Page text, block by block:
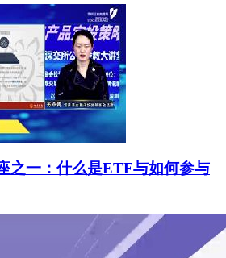
之一：什么是ETF与如何参与